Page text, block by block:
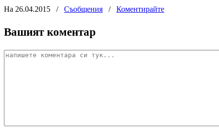
На 26.04.2015 / Съобщения / Коментирайте
Вашият коментар